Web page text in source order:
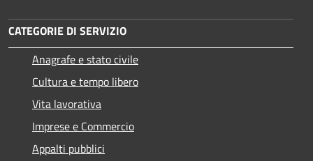
CATEGORIE DI SERVIZIO
Anagrafe e stato civile
Cultura e tempo libero
Vita lavorativa
Imprese e Commercio
Appalti pubblici